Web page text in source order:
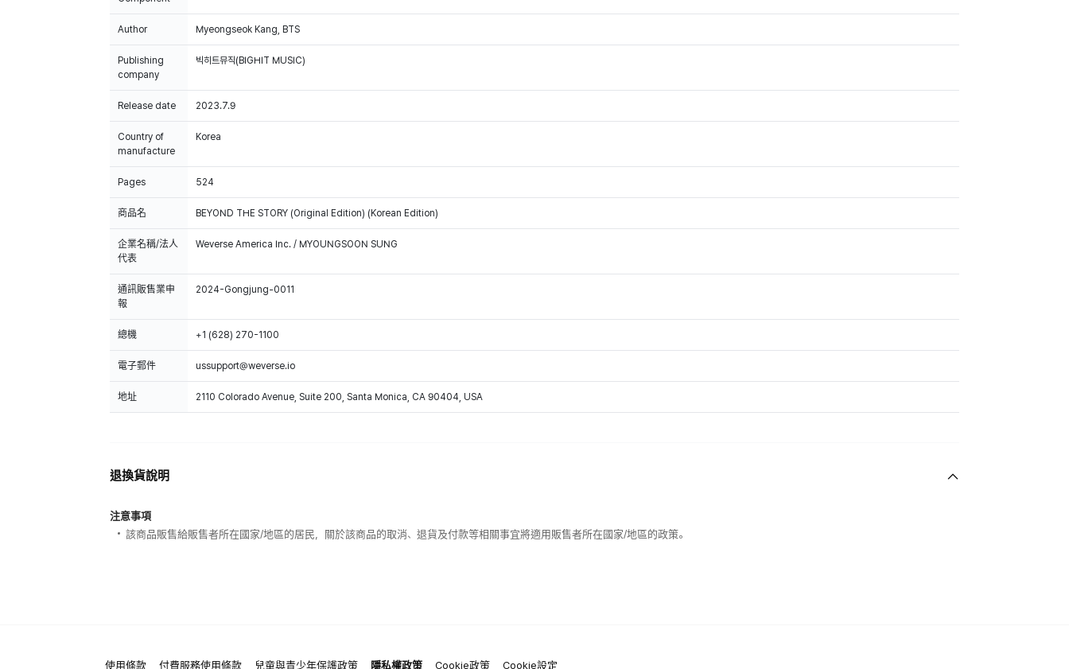
Author Myeongseok Kang, BTS
Publishing
company
빅히트뮤직(BIGHIT MUSIC)
Release date 2023.7.9
Country of
manufacture
Korea
Pages 524
商品名 BEYOND THE STORY (Original Edition) (Korean Edition)
企業名稱/法人
代表
Weverse America Inc. / MYOUNGSOON SUNG
通訊販售業申
報
2024-Gongjung-0011
總機 +1 (628) 270-1100
電子郵件 ussupport@weverse.io
地址 2110 Colorado Avenue, Suite 200, Santa Monica, CA 90404, USA
退換貨說明
注意事項
該商品販售給販售者所在國家/地區的居民，關於該商品的取消、退貨及付款等相關事宜將適用販售者所在國家/地區的政策。
使用條款 付費服務使用條款 兒童與青少年保護政策 隱私權政策 Cookie政策 Cookie設定